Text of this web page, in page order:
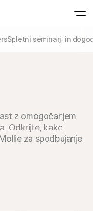
napravami
Checkout
Ponudite Checkout,
optimiziran za
Ponavljajoča se
Spletni seminarji in
z omogočanjem
Odkrijte, kako
za spodbujanje